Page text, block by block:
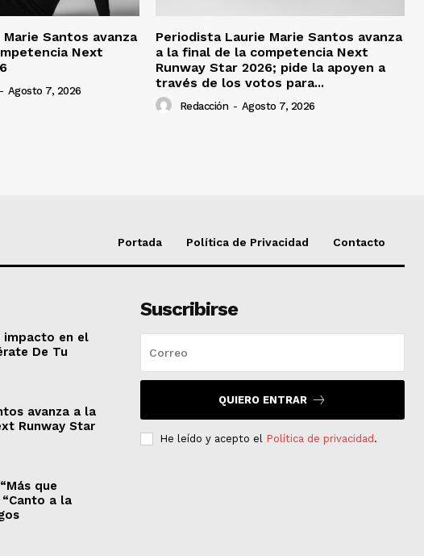
Santos avanza
Next
- Agosto 7, 2026
Periodista Laurie Marie Santos avanza
a la final de la competencia Next
Runway Star 2026; pide la apoyen a
través de los votos para...
Redacción - Agosto 7, 2026
Portada Política de Privacidad Contacto
impacto en el
De Tu
avanza a la
Runway Star
que
a la
Suscribirse
QUIERO ENTRAR
He leído y acepto el Política de privacidad .